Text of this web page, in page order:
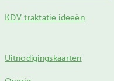
KDV traktatie ideeën
Uitnodigingskaarten